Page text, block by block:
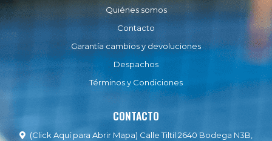
Quiénes somos
Contacto
Garantía cambios y devoluciones
Despachos
Términos y Condiciones
CONTACTO
(Click Aquí para Abrir Mapa) Calle Tiltil 2640 Bodega N3B,